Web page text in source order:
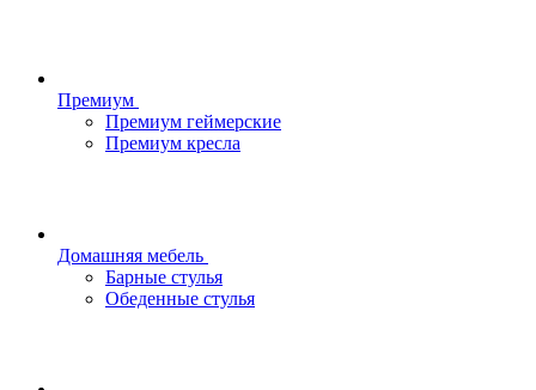
Премиум
Премиум геймерские
Премиум кресла
Домашняя мебель
Барные стулья
Обеденные стулья